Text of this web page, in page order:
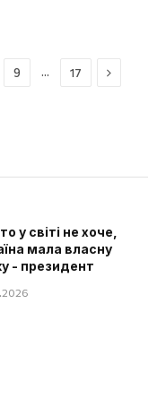
9 … 17 Далі
у світі не хоче,
мала власну
- президент